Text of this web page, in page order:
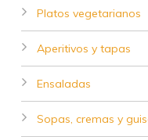
Platos vegetarianos
Aperitivos y tapas
Ensaladas
Sopas, cremas y